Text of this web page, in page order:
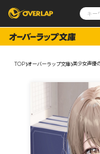
コミックガルド
コミッククリエ
その他
コミックエッセイ
ポケットモンスター
ゲーム
企業
会社概要
採用情報
アクセス
オーバーラップホー
TOP オーバーラップ文庫 美少女声優